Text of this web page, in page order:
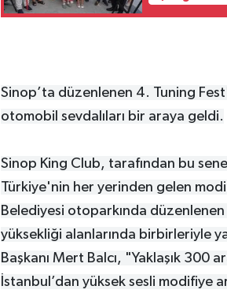
Sinop’ta düzenlenen 4. Tuning
otomobil sevdalıları bir araya geldi.
Sinop King Club, tarafından bu
Türkiye'nin her yerinden gelen
Belediyesi otoparkında
yüksekliği alanlarında birbirleriyle
Başkanı Mert Balcı, "Yaklaşık 300
İstanbul’dan yüksek sesli modifiye